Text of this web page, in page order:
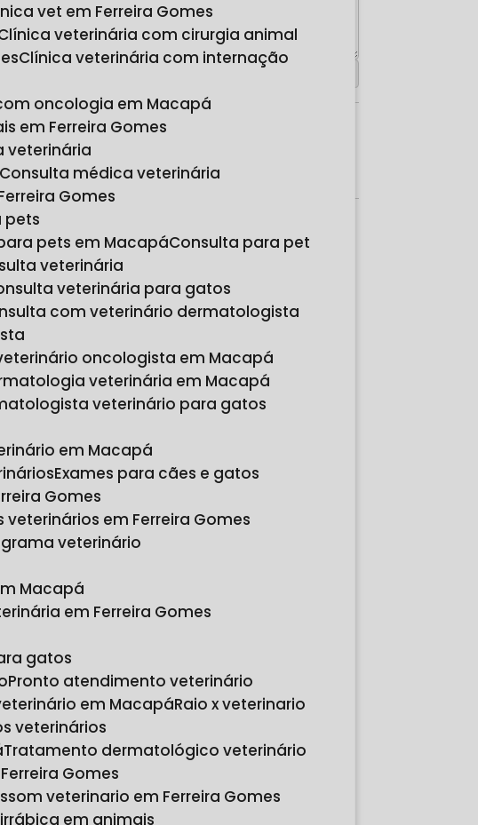
vet em Ferreira Gomes
Clínica veterinária com cirurgia animal
Clínica veterinária com internação
oncologia em Macapá
em Ferreira Gomes
veterinária
Consulta médica veterinária
Gomes
pets
pets em Macapá Consulta para pet
veterinária
veterinária para gatos
com veterinário dermatologista
oncologista em Macapá
veterinária em Macapá
veterinário para gatos
em Macapá
Exames para cães e gatos
Gomes
veterinários em Ferreira Gomes
veterinário
Macapá
em Ferreira Gomes
gatos
Pronto atendimento veterinário
em Macapá Raio x veterinario
veterinários
Tratamento dermatológico veterinário
Gomes
veterinario em Ferreira Gomes
em animais
Orçamento por Whatsapp
Orçamento pelo Telefone
Páginas
Relacionadas